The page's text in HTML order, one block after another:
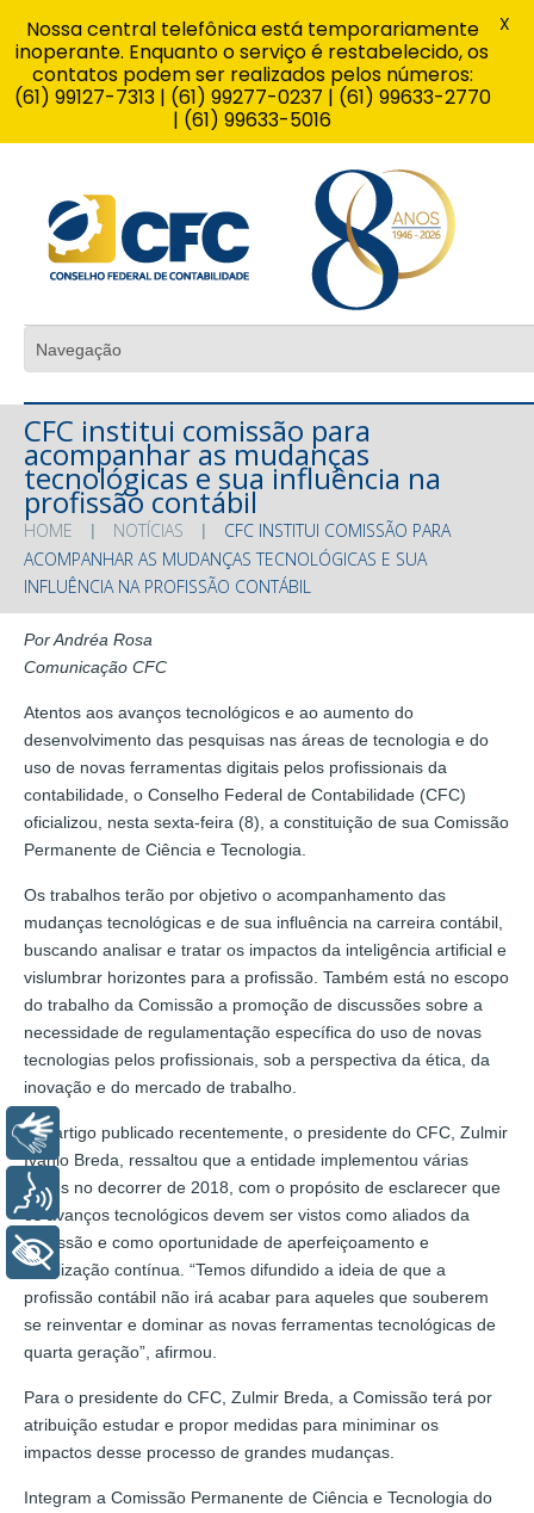
CFC institui comissão para
acompanhar as mudanças
tecnológicas e sua influência na
profissão contábil
HOME NOTÍCIAS
CFC INSTITUI COMISSÃO PARA
ACOMPANHAR AS MUDANÇAS TECNOLÓGICAS E SUA
INFLUÊNCIA NA PROFISSÃO CONTÁBIL
Por Andréa Rosa
Comunicação CFC
Atentos aos avanços tecnológicos e ao aumento do
desenvolvimento das pesquisas nas áreas de tecnologia e do
uso de novas ferramentas digitais pelos profissionais da
contabilidade, o Conselho Federal de Contabilidade (CFC)
oficializou, nesta sexta-feira (8), a constituição de sua Comissão
Permanente de Ciência e Tecnologia.
Os trabalhos terão por objetivo o acompanhamento das
mudanças tecnológicas e de sua influência na carreira contábil,
buscando analisar e tratar os impactos da inteligência artificial e
vislumbrar horizontes para a profissão. Também está no escopo
do trabalho da Comissão a promoção de discussões sobre a
necessidade de regulamentação específica do uso de novas
tecnologias pelos profissionais, sob a perspectiva da ética, da
inovação e do mercado de trabalho.
Em artigo publicado recentemente, o presidente do CFC, Zulmir
Ivânio Breda, ressaltou que a entidade implementou várias
ações no decorrer de 2018, com o propósito de esclarecer que
os avanços tecnológicos devem ser vistos como aliados da
profissão e como oportunidade de aperfeiçoamento e
atualização contínua. “Temos difundido a ideia de que a
profissão contábil não irá acabar para aqueles que souberem
se reinventar e dominar as novas ferramentas tecnológicas de
quarta geração”, afirmou.
Para o presidente do CFC, Zulmir Breda, a Comissão terá por
atribuição estudar e propor medidas para miniminar os
impactos desse processo de grandes mudanças.
Integram a Comissão Permanente de Ciência e Tecnologia do
Nossa central telefônica está temporariamente
inoperante. Enquanto o serviço é restabelecido, os
contatos podem ser realizados pelos números:
(61) 99127-7313 | (61) 99277-0237 | (61) 99633-2770
| (61) 99633-5016
X
Libras
Voz
+ Acessibilidade